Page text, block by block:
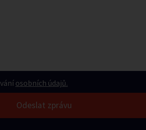
osobních údajů.
Odeslat zprávu